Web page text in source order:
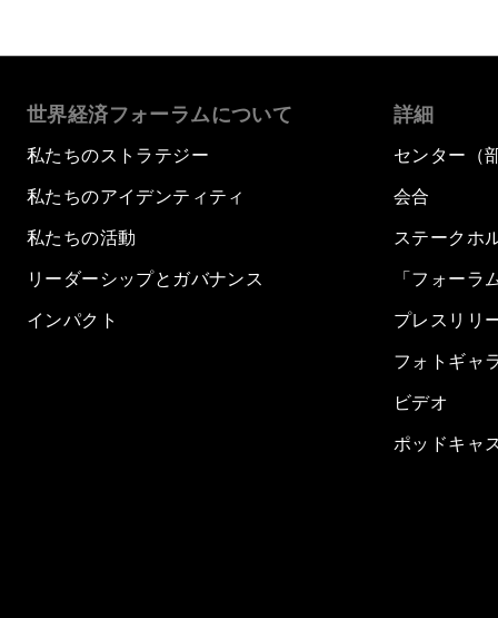
世界経済フォーラムについて
私たちのストラテジー
私たちのアイデンティティ
私たちの活動
リーダーシップとガバナンス
インパクト
詳細
センター（
会合
ステークホ
「フォーラ
プレスリリ
フォトギャ
ビデオ
ポッドキャ